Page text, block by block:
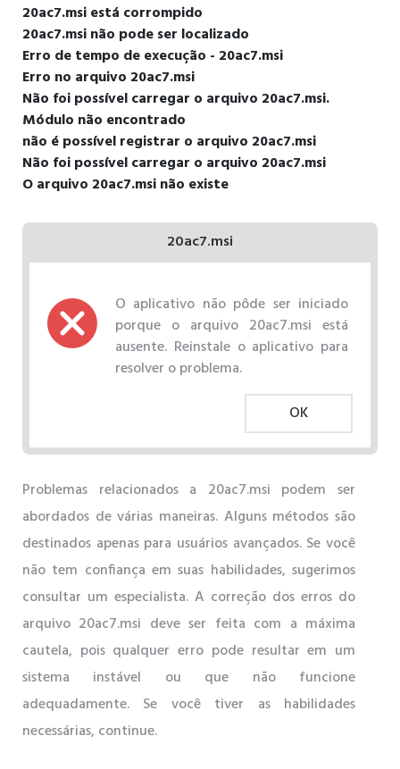
20ac7.msi está corrompido
20ac7.msi não pode ser localizado
Erro de tempo de execução - 20ac7.msi
Erro no arquivo 20ac7.msi
Não foi possível carregar o arquivo 20ac7.msi.
Módulo não encontrado
não é possível registrar o arquivo 20ac7.msi
Não foi possível carregar o arquivo 20ac7.msi
O arquivo 20ac7.msi não existe
20ac7.msi
O aplicativo não pôde ser iniciado
porque o arquivo 20ac7.msi está
ausente. Reinstale o aplicativo para
resolver o problema.
OK
Problemas relacionados a 20ac7.msi podem ser
abordados de várias maneiras. Alguns métodos são
destinados apenas para usuários avançados. Se você
não tem confiança em suas habilidades, sugerimos
consultar um especialista. A correção dos erros do
arquivo 20ac7.msi deve ser feita com a máxima
cautela, pois qualquer erro pode resultar em um
sistema instável ou que não funcione
adequadamente. Se você tiver as habilidades
necessárias, continue.